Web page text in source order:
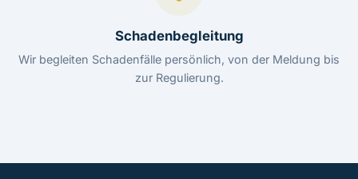
Schadenbegleitung
Wir begleiten Schadenfälle persönlich, von der Meldung bis
zur Regulierung.